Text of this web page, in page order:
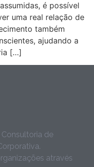
é possível
uma real relação de
também
ajudando a
[…]
de
através